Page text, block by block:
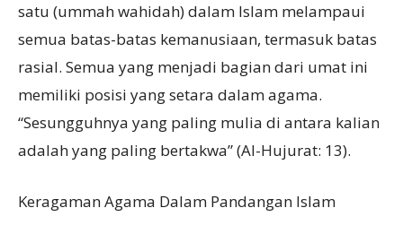
satu (ummah wahidah) dalam Islam melampaui
semua batas-batas kemanusiaan, termasuk batas
rasial. Semua yang menjadi bagian dari umat ini
memiliki posisi yang setara dalam agama.
“Sesungguhnya yang paling mulia di antara kalian
adalah yang paling bertakwa” (Al-Hujurat: 13).
Keragaman Agama Dalam Pandangan Islam